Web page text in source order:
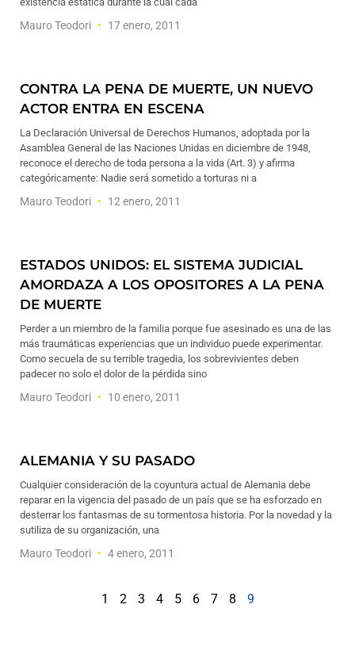
Mauro Teodori 17 enero, 2011
CONTRA LA PENA DE MUERTE, UN NUEVO
ACTOR ENTRA EN ESCENA
La Declaración Universal de Derechos Humanos, adoptada por la
Asamblea General de las Naciones Unidas en diciembre de 1948,
reconoce el derecho de toda persona a la vida (Art. 3) y afirma
categóricamente: Nadie será sometido a torturas ni a
Mauro Teodori 12 enero, 2011
ESTADOS UNIDOS: EL SISTEMA JUDICIAL
AMORDAZA A LOS OPOSITORES A LA PENA
DE MUERTE
Perder a un miembro de la familia porque fue asesinado es una de las
más traumáticas experiencias que un individuo puede experimentar.
Como secuela de su terrible tragedia, los sobrevivientes deben
padecer no solo el dolor de la pérdida sino
Mauro Teodori 10 enero, 2011
ALEMANIA Y SU PASADO
Cualquier consideración de la coyuntura actual de Alemania debe
reparar en la vigencia del pasado de un país que se ha esforzado en
desterrar los fantasmas de su tormentosa historia. Por la novedad y la
sutiliza de su organización, una
Mauro Teodori 4 enero, 2011
1 2 3 4 5 6 7 8 9